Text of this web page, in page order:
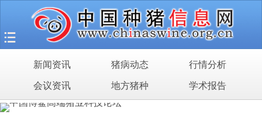
新闻资讯 猪病动态 行情分析
会议资讯 地方猪种 学术报告
首页
猪场之旅
新闻资讯
猪病动态